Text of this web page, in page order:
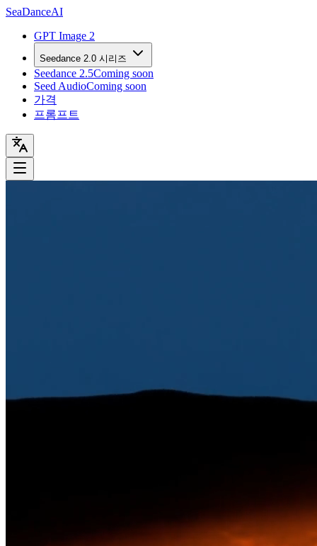
SeaDanceAI
GPT Image 2
Seedance 2.0 시리즈
Seedance 2.5Coming soon
Seed AudioComing soon
가격
프롬프트